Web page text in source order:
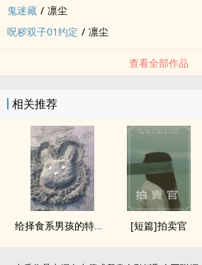
鬼迷藏 / 凛尘
呪秽双子01约定 / 凛尘
查看全部作品
相关推荐
给择食系男孩的特制餐点 [短篇]拍卖官